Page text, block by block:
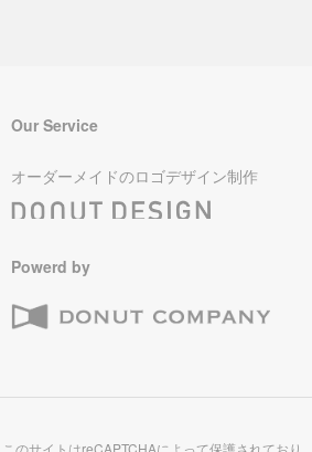
Our Service
オーダーメイドのロゴデザイン制作
Powerd by
このサイトはreCAPTCHAによって保護されており